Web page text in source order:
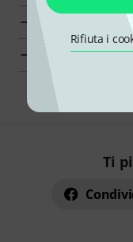
Rifiuta i
Mostra le
Vision Ears
Ti